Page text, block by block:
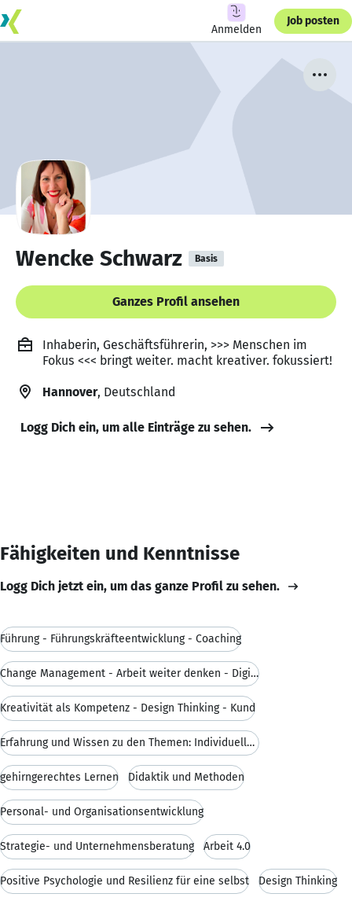
Anmelden
Job posten
Wencke Schwarz Basis
Ganzes Profil ansehen
Inhaberin, Geschäftsführerin, >>> Menschen im
Fokus <<< bringt weiter. macht kreativer. fokussiert!
Hannover, Deutschland
Logg Dich ein, um alle Einträge zu sehen.
Fähigkeiten und Kenntnisse
Logg Dich jetzt ein, um das ganze Profil zu sehen.
Führung - Führungskräfteentwicklung - Coaching
Change Management - Arbeit weiter denken - Digital
Kreativität als Kompetenz - Design Thinking - Kund
Erfahrung und Wissen zu den Themen: Individuelle u
gehirngerechtes Lernen Didaktik und Methoden
Personal- und Organisationsentwicklung
Strategie- und Unternehmensberatung Arbeit 4.0
Positive Psychologie und Resilienz für eine selbst Design Thinking